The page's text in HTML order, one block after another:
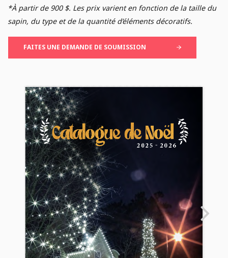
*À partir de 900 $. Les prix varient en fonction de la taille du
sapin, du type et de la quantité d’éléments décoratifs.
FAITES UNE DEMANDE DE SOUMISSION